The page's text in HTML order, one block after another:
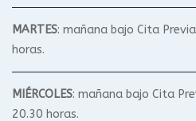
MARTES: mañana bajo Cita
horas.
MIÉRCOLES: mañana bajo Cita
20.30 horas.